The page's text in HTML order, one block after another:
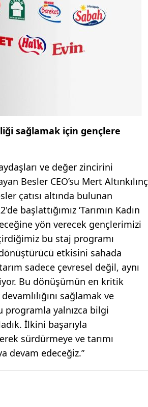
sağlamak için gençlere
ve değer zincirini
Besler CEO’su Mert Altınkılınç
çatısı altında bulunan
başlattığımız ‘Tarımın Kadın
yön verecek gençlerimizi
bu staj programı
etkisini sahada
sadece çevresel değil, aynı
Bu dönüşümün en kritik
sağlamak ve
programla yalnızca bilgi
İlkini başarıyla
sürdürmeye ve tarımı
devam edeceğiz.”